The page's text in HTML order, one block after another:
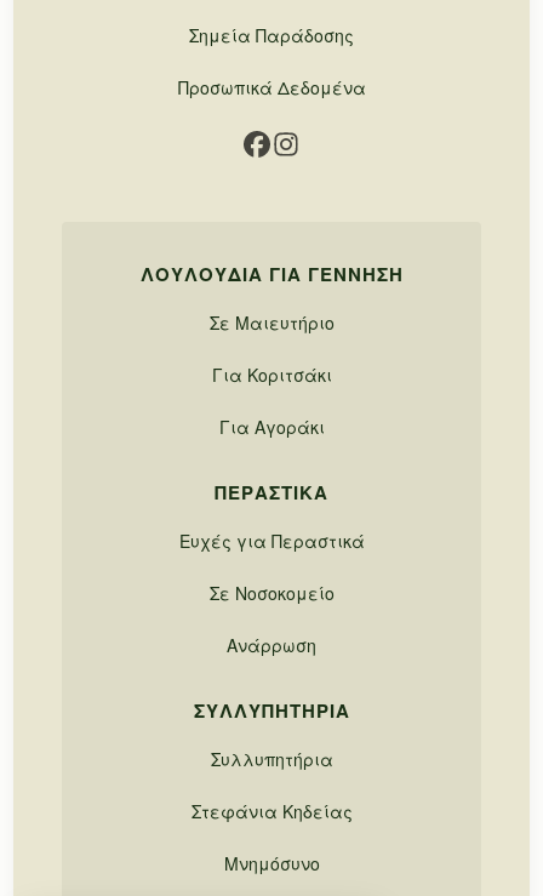
Σημεία Παράδοσης
Προσωπικά Δεδομένα
ΛΟΥΛΟΎΔΙΑ ΓΙΑ ΓΈΝΝΗΣΗ
Σε Μαιευτήριο
Για Κοριτσάκι
Για Αγοράκι
ΠΕΡΑΣΤΙΚΆ
Ευχές για Περαστικά
Σε Νοσοκομείο
Ανάρρωση
ΣΥΛΛΥΠΗΤΉΡΙΑ
Συλλυπητήρια
Στεφάνια Κηδείας
Μνημόσυνο